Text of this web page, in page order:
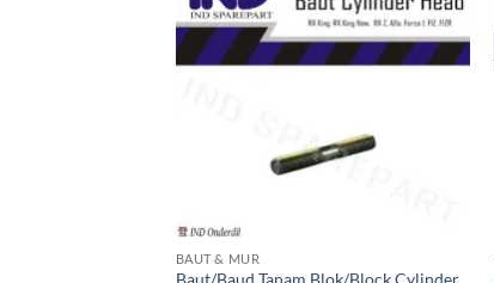
Tambahkan
ke Wishlist
BAUT & MUR